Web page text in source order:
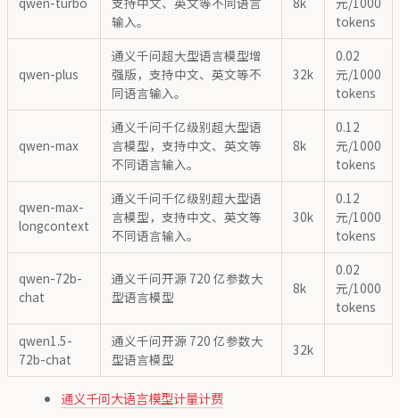
输入。
tokens
qwen-plus
通义千问超大型语言模型增
强版，支持中文、英文等不
同语言输入。
32k
0.02
元/1000
tokens
qwen-max
通义千问千亿级别超大型语
言模型，支持中文、英文等
不同语言输入。
8k
0.12
元/1000
tokens
qwen-max-
longcontext
通义千问千亿级别超大型语
言模型，支持中文、英文等
不同语言输入。
30k
0.12
元/1000
tokens
qwen-72b-
chat
通义千问开源 720 亿参数大
型语言模型
8k
0.02
元/1000
tokens
qwen1.5-
72b-chat
通义千问开源 720 亿参数大
型语言模型
32k
通义千问大语言模型计量计费